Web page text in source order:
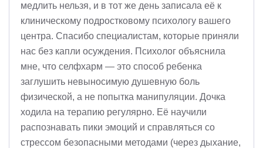
медлить нельзя, и в тот же день записала её к
клиническому подростковому психологу вашего
центра. Спасибо специалистам, которые приняли
нас без капли осуждения. Психолог объяснила
мне, что селфхарм — это способ ребенка
заглушить невыносимую душевную боль
физической, а не попытка манипуляции. Дочка
ходила на терапию регулярно. Её научили
распознавать пики эмоций и справляться со
стрессом безопасными методами (через дыхание,